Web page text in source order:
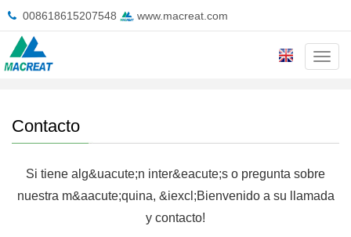
008618615207548 www.macreat.com
Inicio
Contacto
Si tiene alg&uacute;n inter&eacute;s o pregunta sobre
nuestra m&aacute;quina, &iexcl;Bienvenido a su llamada
y contacto!